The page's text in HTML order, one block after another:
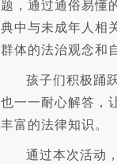
题，通过通俗易懂
典中与未成年人相
群体的法治观念和
孩子们积极踊
也一一耐心解答，
丰富的法律知识。
通过本次活动